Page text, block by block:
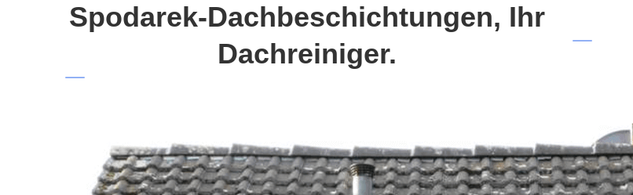
Spodarek-Dachbeschichtungen, Ihr
Dachreiniger.